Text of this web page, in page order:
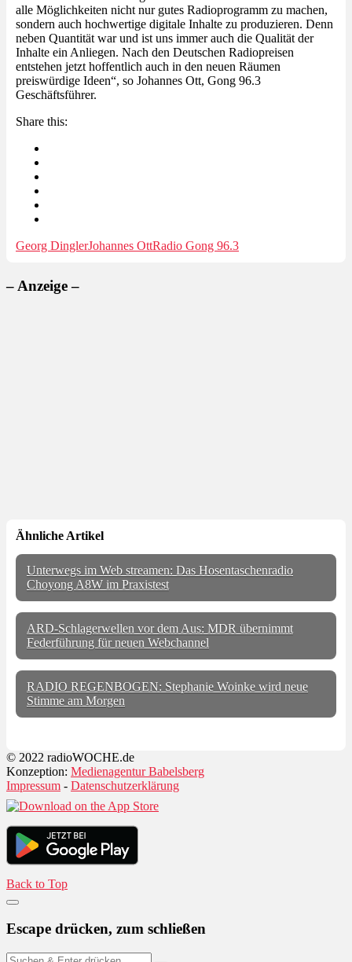
alle Möglichkeiten nicht nur gutes Radioprogramm zu machen,
sondern auch hochwertige digitale Inhalte zu produzieren. Denn
neben Quantität war und ist uns immer auch die Qualität der
Inhalte ein Anliegen. Nach den Deutschen Radiopreisen
entstehen jetzt hoffentlich auch in den neuen Räumen
preiswürdige Ideen“, so Johannes Ott, Gong 96.3
Geschäftsführer.
Share this:
Georg DinglerJohannes OttRadio Gong 96.3
– Anzeige –
Ähnliche Artikel
Unterwegs im Web streamen: Das Hosentaschenradio
Choyong A8W im Praxistest
ARD-Schlagerwellen vor dem Aus: MDR übernimmt
Federführung für neuen Webchannel
RADIO REGENBOGEN: Stephanie Woinke wird neue
Stimme am Morgen
© 2022 radioWOCHE.de
Konzeption: Medienagentur Babelsberg
Impressum - Datenschutzerklärung
Back to Top
Escape drücken, zum schließen